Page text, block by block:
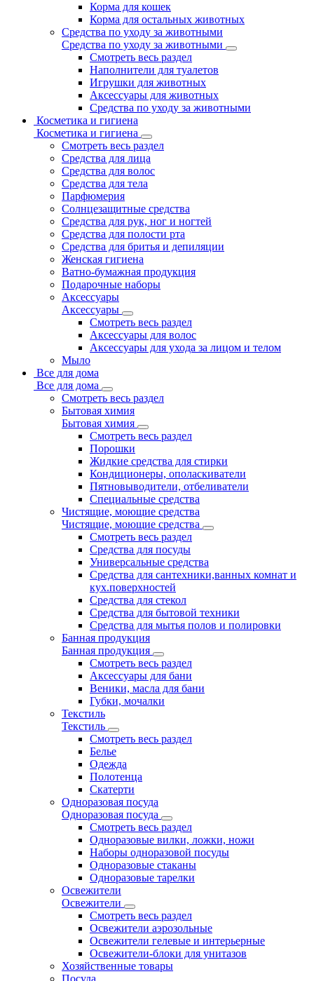
Корма для кошек
Корма для остальных животных
Средства по уходу за животными
Средства по уходу за животными
Смотреть весь раздел
Наполнители для туалетов
Игрушки для животных
Аксессуары для животных
Средства по уходу за животными
Косметика и гигиена
Косметика и гигиена
Смотреть весь раздел
Средства для лица
Средства для волос
Средства для тела
Парфюмерия
Солнцезащитные средства
Средства для рук, ног и ногтей
Средства для полости рта
Средства для бритья и депиляции
Женская гигиена
Ватно-бумажная продукция
Подарочные наборы
Аксессуары
Аксессуары
Смотреть весь раздел
Аксессуары для волос
Аксессуары для ухода за лицом и телом
Мыло
Все для дома
Все для дома
Смотреть весь раздел
Бытовая химия
Бытовая химия
Смотреть весь раздел
Порошки
Жидкие средства для стирки
Кондиционеры, ополаскиватели
Пятновыводители, отбеливатели
Специальные средства
Чистящие, моющие средства
Чистящие, моющие средства
Смотреть весь раздел
Средства для посуды
Универсальные средства
Средства для сантехники,ванных комнат и
кух.поверхностей
Средства для стекол
Средства для бытовой техники
Средства для мытья полов и полировки
Банная продукция
Банная продукция
Смотреть весь раздел
Аксессуары для бани
Веники, масла для бани
Губки, мочалки
Текстиль
Текстиль
Смотреть весь раздел
Белье
Одежда
Полотенца
Скатерти
Одноразовая посуда
Одноразовая посуда
Смотреть весь раздел
Одноразовые вилки, ложки, ножи
Наборы одноразовой посуды
Одноразовые стаканы
Одноразовые тарелки
Освежители
Освежители
Смотреть весь раздел
Освежители аэрозольные
Освежители гелевые и интерьерные
Освежители-блоки для унитазов
Хозяйственные товары
Посуда